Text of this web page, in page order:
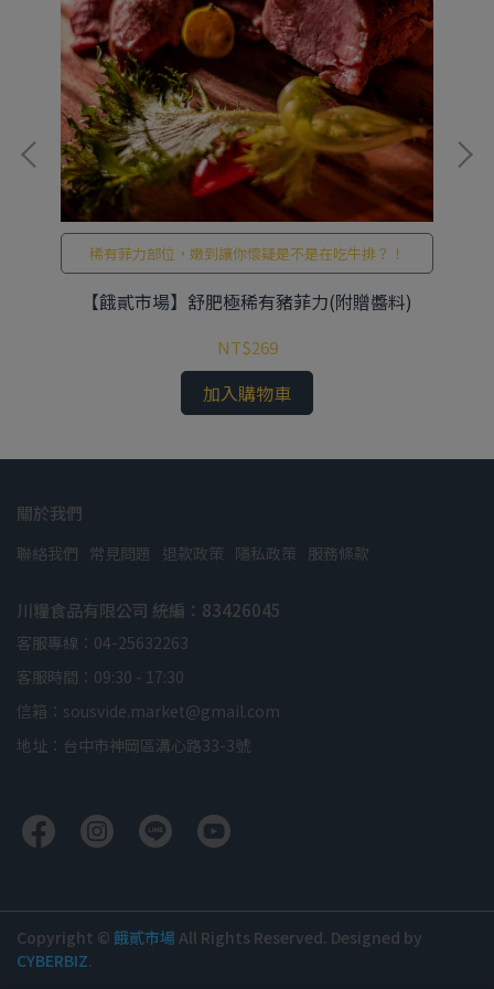
稀有菲力部位，嫩到讓你懷疑是不是在吃牛排？！
【餓貳市場】舒肥極稀有豬菲力(附贈醬料)
NT$269
加入購物車
關於我們
聯絡我們 常見問題 退款政策 隱私政策 服務條款
川糧食品有限公司 統編：83426045
客服專線：04-25632263
客服時間：09:30 - 17:30
信箱：sousvide.market@gmail.com
地址：台中市神岡區溝心路33-3號
Copyright © 餓貳市場 All Rights Reserved. Designed by
CYBERBIZ.